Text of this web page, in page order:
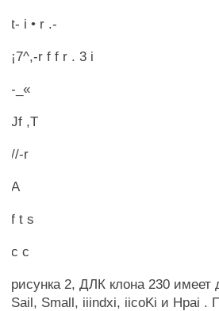
t- i • r .-
¡7^,-r f f r . 3 i
-_«
Jf ,T
//-r
A
f t s
c c
рисунка 2, ДЛК клона 230
Sail, Small, iiindxi, iicoKi и Hpai .